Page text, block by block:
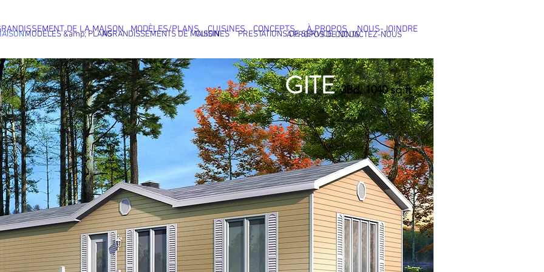
DE LA MAISON MODÈLES/PLANS CUISINES CONCEPTS À PROPOS NOUS-JOINDRE
MODÈLES &amp; PLANSAGRANDISSEMENTS DE MAISON
CUISINES PRESTATIONS DE SERVICE
À PROPOS DE NOUSCONTACTEZ-NOUS
GITE3Bd, 1040 sq.ft